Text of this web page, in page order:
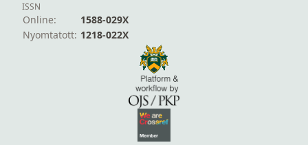
ISSN
Online:
1588-029X
Nyomtatott: 1218-022X